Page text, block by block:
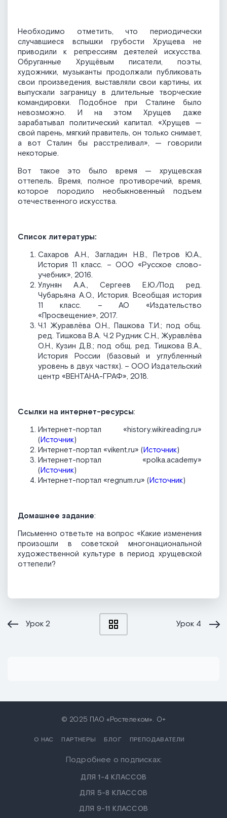
Необходимо отметить, что периодически
случавшиеся вспышки грубости Хрущева не
приводили к репрессиям деятелей искусства.
Обруганные Хрущёвым писатели, поэты,
художники, музыканты продолжали публиковать
свои произведения, выставляли свои картины, их
выпускали заграницу в длительные творческие
командировки. Подобное при Сталине было
невозможно. И на этом Хрущев даже
зарабатывал политический капитал. «Хрущев —
свой парень, мягкий правитель, он только снимает,
а вот Сталин бы расстреливал», — говорили
некоторые.
Вот такое это было время — хрущевская
оттепель. Время, полное противоречий, время,
которое породило необыкновенный подъем
отечественного искусства.
Список литературы:
Сахаров А.Н., Загладин Н.В., Петров Ю.А.,
История 11 класс. – ООО «Русское слово-
учебник», 2016.
Улунян А.А., Сергеев Е.Ю./Под ред.
Чубарьяна А.О., История. Всеобщая история
11 класс. – АО «Издательство
«Просвещение», 2017.
Ч.1 Журавлёва О.Н., Пашкова Т.И.; под общ.
ред. Тишкова В.А. Ч.2 Рудник С.Н., Журавлёва
О.Н., Кузин Д.В.; под общ. ред. Тишкова В.А.,
История России (базовый и углубленный
уровень в двух частях). – ООО Издательский
центр «ВЕНТАНА-ГРАФ», 2018.
Ссылки на интернет-ресурсы:
Интернет-портал «history.wikireading.ru»
(Источник)
Интернет-портал «vikent.ru» (Источник)
Интернет-портал «polka.academy»
(Источник)
Интернет-портал «regnum.ru» (Источник)
Домашнее задание:
Письменно ответьте на вопрос «Какие изменения
произошли в советской многонациональной
художественной культуре в период хрущевской
оттепели?
Урок2 Урок 4
© 2025 ПАО «Ростелеком». 0+
О НАС ПАРТНЕРЫ БЛОГ ПРЕПОДАВАТЕЛИ
Подробнее о подписках:
ДЛЯ 1-4 КЛАССОВ
ДЛЯ 5-8 КЛАССОВ
ДЛЯ 9-11 КЛАССОВ